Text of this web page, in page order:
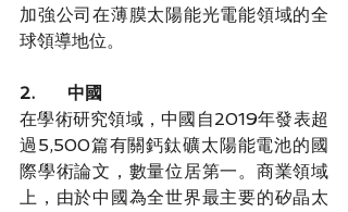
加強公司在薄膜太陽能光電能領域的全
球領導地位。
2.      中國
在學術研究領域，中國自2019年發表超
過5,500篇有關鈣鈦礦太陽能電池的國
際學術論文，數量位居第一。商業領域
上，由於中國為全世界最主要的矽晶太